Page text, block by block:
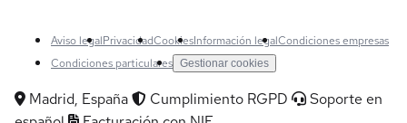
Aviso legalPrivacidadCookiesInformación legalCondiciones empresas
Condiciones particulares Gestionar cookies
Madrid, España Cumplimiento RGPD
Soporte en